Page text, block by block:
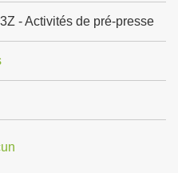
- Activités de pré-presse